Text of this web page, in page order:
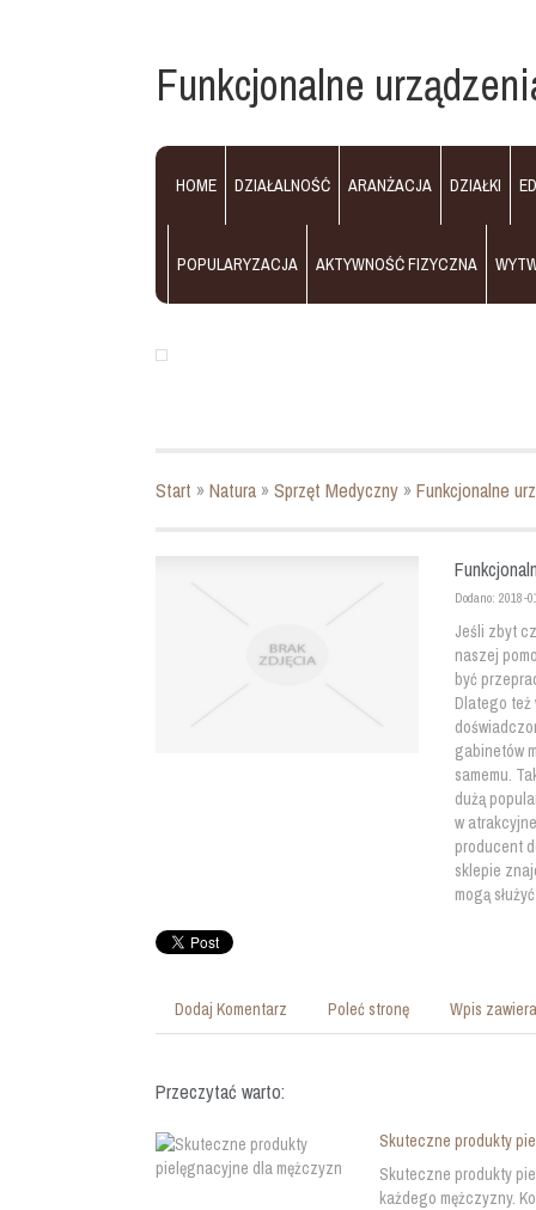
Funkcjonalne
HOME DZIAŁALNOŚĆ ARANŻACJA DZIAŁKI
POPULARYZACJA AKTYWNOŚĆ FIZYCZNA
Start »Natura »Sprzęt Medyczny »Funkcjonalne
Dodano: 2018-
Jeśli zbyt
naszej
być
Dlatego też
gabinetów
samemu.
dużą
w
producent
sklepie
mogą
Dodaj Komentarz Poleć stronę Wpis
Przeczytać warto:
Skuteczne produkty
Skuteczne produkty
każdego mężczyzny.